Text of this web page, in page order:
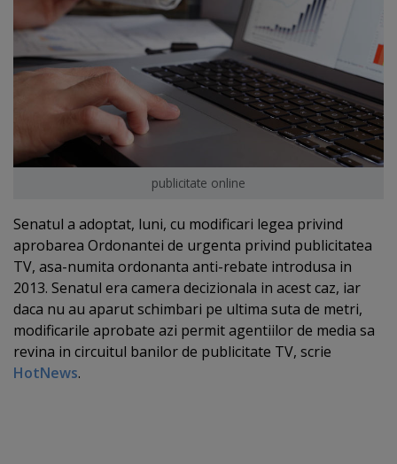
publicitate online
Senatul a adoptat, luni, cu modificari legea privind
aprobarea Ordonantei de urgenta privind publicitatea
TV, asa-numita ordonanta anti-rebate introdusa in
2013. Senatul era camera decizionala in acest caz, iar
daca nu au aparut schimbari pe ultima suta de metri,
modificarile aprobate azi permit agentiilor de media sa
revina in circuitul banilor de publicitate TV, scrie
HotNews.